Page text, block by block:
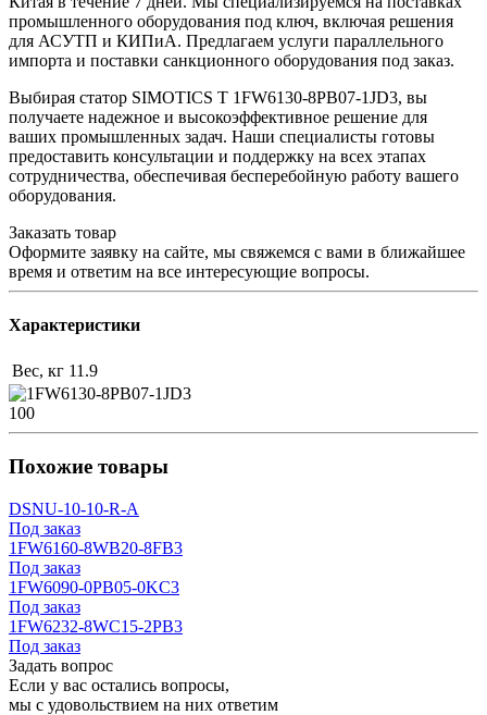
промышленного оборудования под ключ, включая решения
для АСУТП и КИПиА. Предлагаем услуги параллельного
импорта и поставки санкционного оборудования под заказ.
Выбирая статор SIMOTICS T 1FW6130-8PB07-1JD3, вы
получаете надежное и высокоэффективное решение для
ваших промышленных задач. Наши специалисты готовы
предоставить консультации и поддержку на всех этапах
сотрудничества, обеспечивая бесперебойную работу вашего
оборудования.
Заказать товар
Оформите заявку на сайте, мы свяжемся с вами в ближайшее
время и ответим на все интересующие вопросы.
Характеристики
Вес, кг 11.9
100
Похожие товары
DSNU-10-10-R-A
Под заказ
1FW6160-8WB20-8FB3
Под заказ
1FW6090-0PB05-0KC3
Под заказ
1FW6232-8WC15-2PB3
Под заказ
Задать вопрос
Если у вас остались вопросы,
мы с удовольствием на них ответим